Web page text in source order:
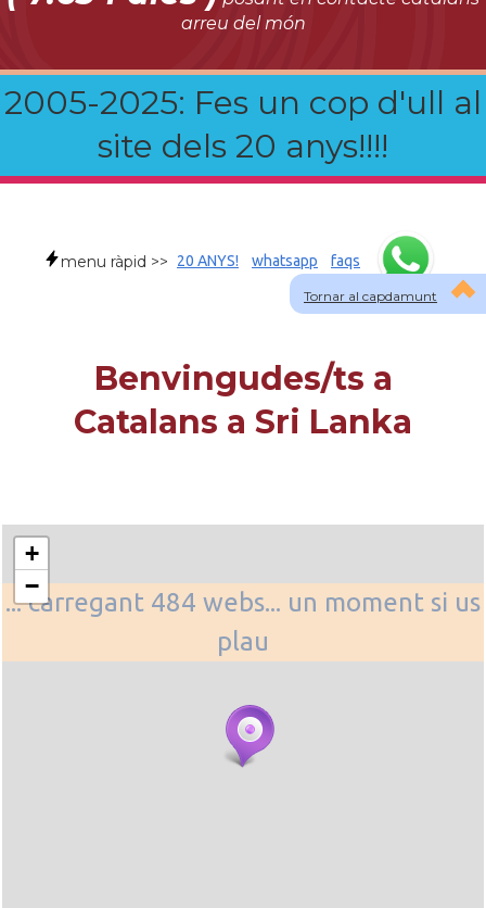
arreu del món
2005-2025: Fes un cop d'ull al
site dels 20 anys!!!!
Tornar al capdamunt
menu ràpid >> 20 ANYS! whatsapp faqs
Benvingudes/ts a
Catalans a Sri Lanka
... carregant 484 webs... un moment si us
plau
+
−